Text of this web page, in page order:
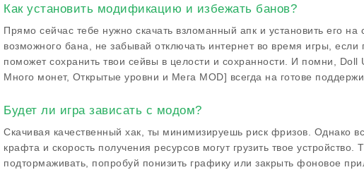
Как установить модификацию и избежать банов?
Прямо сейчас тебе нужно скачать взломанный апк и установить его на
возможного бана, не забывай отключать интернет во время игры,
поможет сохранить твои сейвы в целости и сохранности. И помни,
Много монет, Открытые уровни и Мега MOD] всегда на готове
Будет ли игра зависать с модом?
Скачивая качественный хак, ты минимизируешь риск фризов. Однако
крафта и скорость получения ресурсов могут грузить твое устройство.
подтормаживать, попробуй понизить графику или закрыть фоновое